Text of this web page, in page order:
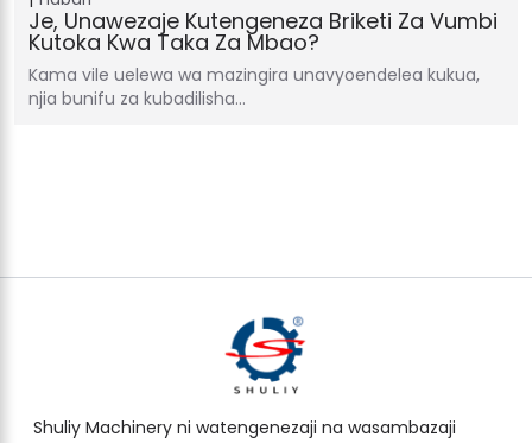
Je, Unawezaje Kutengeneza Briketi Za Vumbi
Kutoka Kwa Taka Za Mbao?
Kama vile uelewa wa mazingira unavyoendelea kukua,
njia bunifu za kubadilisha…
Shuliy Machinery ni watengenezaji na wasambazaji